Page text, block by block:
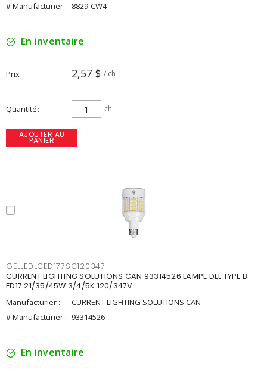
# Manufacturier : 8829-CW4
En inventaire
Prix 2,57 $ / ch
Quantité ch
AJOUTER AU
PANIER
GELLEDLCED177SC120347
CURRENT LIGHTING SOLUTIONS CAN 93314526 LAMPE DEL TYPE B
ED17 21/35/45W 3/4/5K 120/347V
Manufacturier :
CURRENT LIGHTING SOLUTIONS CAN
# Manufacturier : 93314526
En inventaire